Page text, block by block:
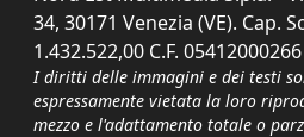
34, 30171 Venezia (VE). Cap.
1.432.522,00 C.F.
I diritti delle immagini e dei testi
espressamente vietata la loro
mezzo e l'adattamento totale o